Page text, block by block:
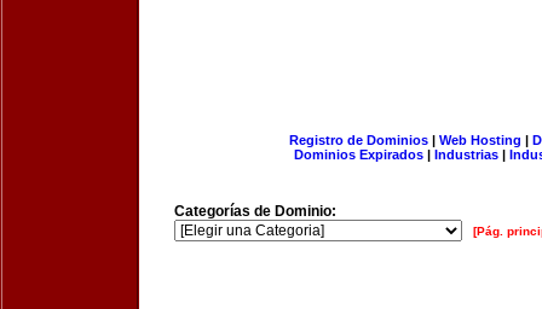
Registro de Dominios| Web Hosting |
Dominios Expirados | Industrias |
Categorías de Dominio:
[Pág.